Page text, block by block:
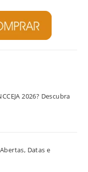
2026? Descubra
Datas e